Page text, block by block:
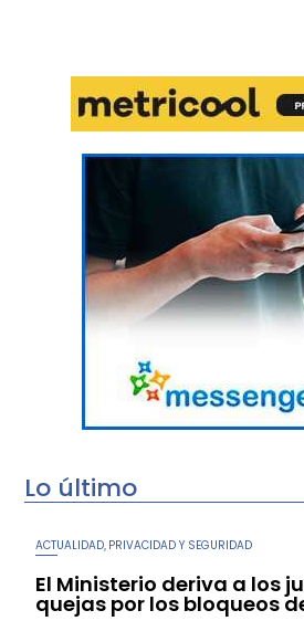
Lo último
ACTUALIDAD PRIVACIDAD Y SEGURIDAD
El Ministerio deriva a los
quejas por los bloqueos